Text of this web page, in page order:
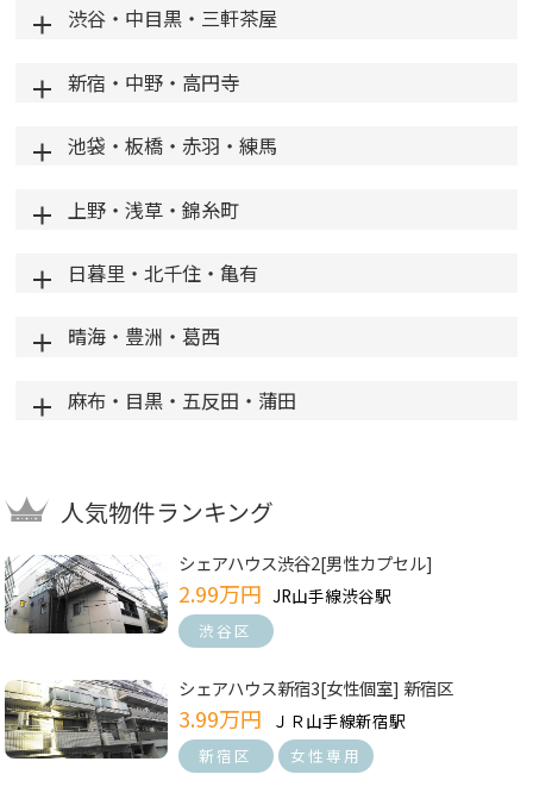
渋谷・中目黒・三軒茶屋
新宿・中野・高円寺
池袋・板橋・赤羽・練馬
上野・浅草・錦糸町
日暮里・北千住・亀有
晴海・豊洲・葛西
麻布・目黒・五反田・蒲田
人気物件ランキング
シェアハウス渋谷2[男性カプセル]
2.99万円 JR山手線渋谷駅
渋谷区
シェアハウス新宿3[女性個室] 新宿区
3.99万円 ＪＲ山手線新宿駅
新宿区 女性専用